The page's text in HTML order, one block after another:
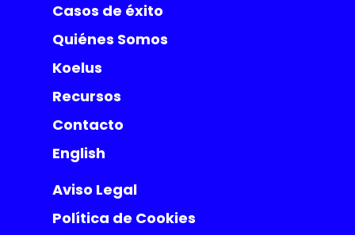
Casos de éxito
Quiénes Somos
Koelus
Recursos
Contacto
English
Aviso Legal
Política de Cookies